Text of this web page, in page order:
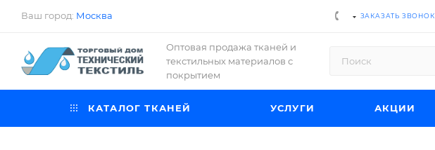
Ваш город: Москва ЗАКАЗАТЬ ЗВОНОК
Оптовая продажа тканей и
текстильных материалов с
покрытием
КАТАЛОГ ТКАНЕЙ УСЛУГИ АКЦИИ